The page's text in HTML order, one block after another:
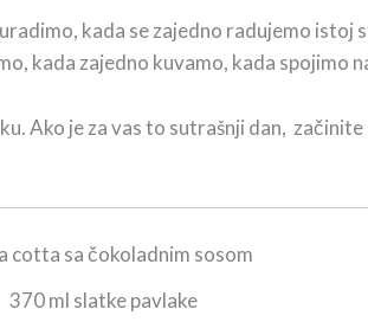
kada se zajedno radujemo
kada zajedno kuvamo, kada spojimo
Ako je za vas to sutrašnji dan,
cotta sa čokoladnim sosom
370 ml slatke pavlake